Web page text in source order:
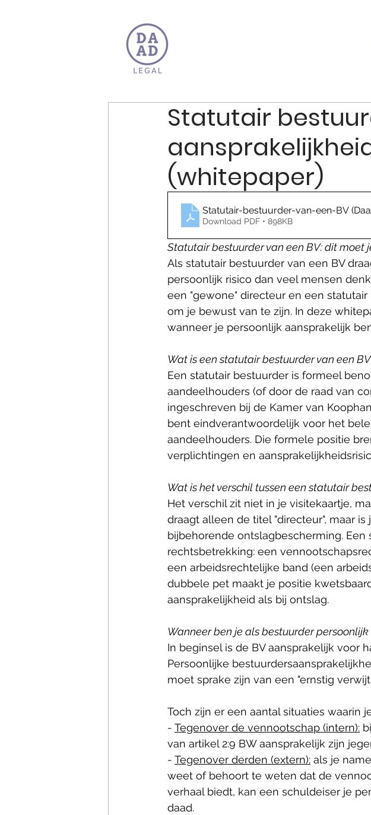
Statutair
(whitepaper)
Statutair-bestuurder-van-een-BV
Download PDF • 898KB
Statutair bestuurder van een BV: dit moet
Als statutair bestuurder van een BV
persoonlijk risico dan veel mensen
een "gewone" directeur en een
om je bewust van te zijn. In deze
wanneer je persoonlijk aansprakelijk
Wat is een statutair bestuurder van een
Een statutair bestuurder is formeel
aandeelhouders (of door de raad van
ingeschreven bij de Kamer van
bent eindverantwoordelijk voor het
aandeelhouders. Die formele positie
verplichtingen en
Wat is het verschil tussen een statutair
Het verschil zit niet in je visitekaartje,
draagt alleen de titel "directeur", maar
bijbehorende ontslagbescherming.
rechtsbetrekking: een
een arbeidsrechtelijke band (een
dubbele pet maakt je positie
aansprakelijkheid als bij ontslag.
Wanneer ben je als bestuurder
In beginsel is de BV aansprakelijk voor
Persoonlijke
moet sprake zijn van een "ernstig
Toch zijn er een aantal situaties waarin
- Tegenover de vennootschap (intern):
van artikel 2:9 BW aansprakelijk zijn
- Tegenover derden (extern): als je
weet of behoort te weten dat de
verhaal biedt, kan een schuldeiser je
daad.